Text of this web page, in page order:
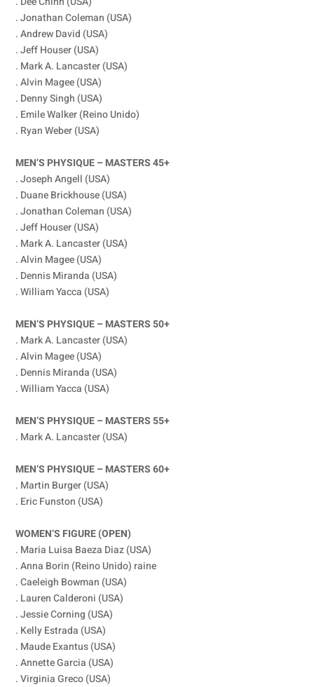
. Jonathan Coleman (USA)
. Andrew David (USA)
. Jeff Houser (USA)
. Mark A. Lancaster (USA)
. Alvin Magee (USA)
. Denny Singh (USA)
. Emile Walker (Reino Unido)
. Ryan Weber (USA)
MEN’S PHYSIQUE – MASTERS 45+
. Joseph Angell (USA)
. Duane Brickhouse (USA)
. Jonathan Coleman (USA)
. Jeff Houser (USA)
. Mark A. Lancaster (USA)
. Alvin Magee (USA)
. Dennis Miranda (USA)
. William Yacca (USA)
MEN’S PHYSIQUE – MASTERS 50+
. Mark A. Lancaster (USA)
. Alvin Magee (USA)
. Dennis Miranda (USA)
. William Yacca (USA)
MEN’S PHYSIQUE – MASTERS 55+
. Mark A. Lancaster (USA)
MEN’S PHYSIQUE – MASTERS 60+
. Martin Burger (USA)
. Eric Funston (USA)
WOMEN’S FIGURE (OPEN)
. Maria Luisa Baeza Diaz (USA)
. Anna Borin (Reino Unido) raine
. Caeleigh Bowman (USA)
. Lauren Calderoni (USA)
. Jessie Corning (USA)
. Kelly Estrada (USA)
. Maude Exantus (USA)
. Annette Garcia (USA)
. Virginia Greco (USA)